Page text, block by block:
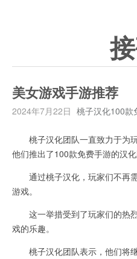
美女游戏手游推荐
2024年7月22日 桃子汉化100款
桃子汉化团队一直致力于为
他们推出了100款免费手游的汉化
通过桃子汉化，玩家们不再
游戏。
这一举措受到了玩家们的热
戏的乐趣。
桃子汉化团队表示，他们将